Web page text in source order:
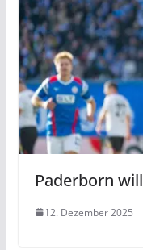
Paderborn
12. Dezember 2025